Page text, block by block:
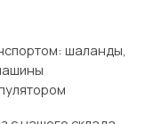
шаланды,